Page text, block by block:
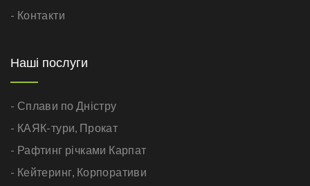
- Контакти
Наші послуги
- Сплави по Дністру
- КАЯК-тури, Прокат
- Рафтинг річками Карпат
- Кейтеринг, Корпоративи